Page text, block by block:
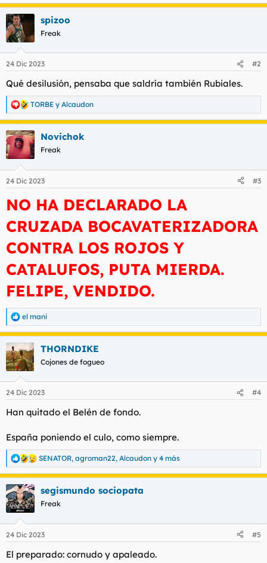
spizoo
Freak
24 Dic 2023 #2
Qué desilusión, pensaba que saldría también Rubiales.
R
e
a
c
c
i
e
:
TORBE y Alcaudon
Novichok
Freak
24 Dic 2023 #3
NO HA DECLARADO LA
CRUZADA BOCAVATERIZADORA
CONTRA LOS ROJOS Y
CATALUFOS, PUTA MIERDA.
FELIPE, VENDIDO.
R
e
a
c
c
i
e
:
el mani
THORNDIKE
Cojones de fogueo
24 Dic 2023 #4
Han quitado el Belén de fondo.
España poniendo el culo, como siempre.
R
e
a
c
c
i
e
:
SENATOR, agroman22, Alcaudon y 4 más
segismundo sociopata
Freak
24 Dic 2023 #5
El preparado: cornudo y apaleado.